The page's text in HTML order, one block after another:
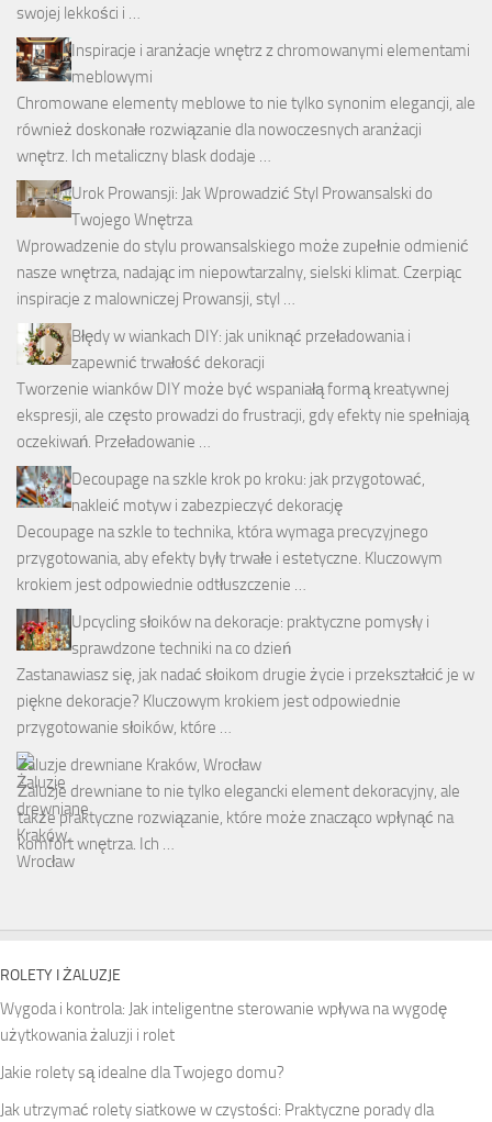
swojej lekkości i …
Inspiracje i aranżacje wnętrz z chromowanymi elementami
meblowymi
Chromowane elementy meblowe to nie tylko synonim elegancji, ale
również doskonałe rozwiązanie dla nowoczesnych aranżacji
wnętrz. Ich metaliczny blask dodaje …
Urok Prowansji: Jak Wprowadzić Styl Prowansalski do
Twojego Wnętrza
Wprowadzenie do stylu prowansalskiego może zupełnie odmienić
nasze wnętrza, nadając im niepowtarzalny, sielski klimat. Czerpiąc
inspiracje z malowniczej Prowansji, styl …
Błędy w wiankach DIY: jak uniknąć przeładowania i
zapewnić trwałość dekoracji
Tworzenie wianków DIY może być wspaniałą formą kreatywnej
ekspresji, ale często prowadzi do frustracji, gdy efekty nie spełniają
oczekiwań. Przeładowanie …
Decoupage na szkle krok po kroku: jak przygotować,
nakleić motyw i zabezpieczyć dekorację
Decoupage na szkle to technika, która wymaga precyzyjnego
przygotowania, aby efekty były trwałe i estetyczne. Kluczowym
krokiem jest odpowiednie odtłuszczenie …
Upcycling słoików na dekoracje: praktyczne pomysły i
sprawdzone techniki na co dzień
Zastanawiasz się, jak nadać słoikom drugie życie i przekształcić je w
piękne dekoracje? Kluczowym krokiem jest odpowiednie
przygotowanie słoików, które …
Żaluzje drewniane Kraków, Wrocław
Żaluzje drewniane to nie tylko elegancki element dekoracyjny, ale
także praktyczne rozwiązanie, które może znacząco wpłynąć na
komfort wnętrza. Ich …
ROLETY I ŻALUZJE
Wygoda i kontrola: Jak inteligentne sterowanie wpływa na wygodę
użytkowania żaluzji i rolet
Jakie rolety są idealne dla Twojego domu?
Jak utrzymać rolety siatkowe w czystości: Praktyczne porady dla